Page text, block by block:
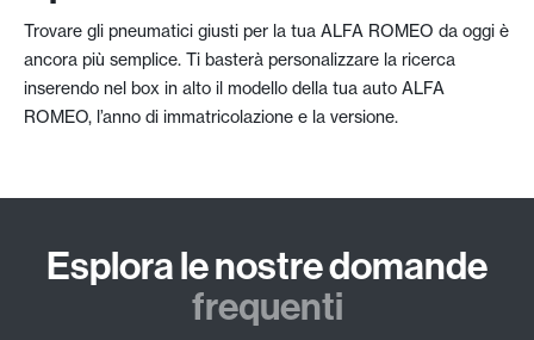
Trovare gli pneumatici giusti per la tua ALFA ROMEO da oggi è
ancora più semplice. Ti basterà personalizzare la ricerca
inserendo nel box in alto il modello della tua auto ALFA
ROMEO, l’anno di immatricolazione e la versione.
Esplora le nostre domande
frequenti